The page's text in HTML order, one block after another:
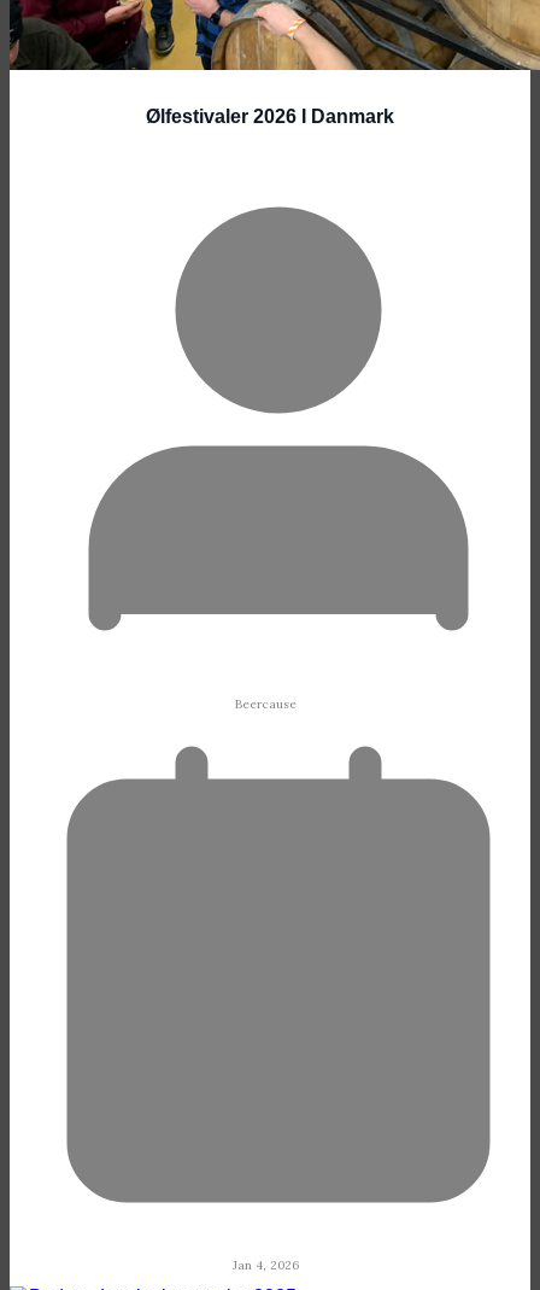
Ølfestivaler 2026 I Danmark
Beercause
Jan 4, 2026